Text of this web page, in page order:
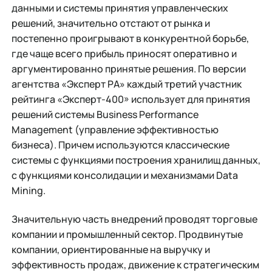
данными и системы принятия управленческих
решений, значительно отстают от рынка и
постепенно проигрывают в конкурентной борьбе,
где чаще всего прибыль приносят оперативно и
аргументированно принятые решения. По версии
агентства «Эксперт РА» каждый третий участник
рейтинга «Эксперт-400» использует для принятия
решений системы Business Performance
Management (управление эффективностью
бизнеса). Причем используются классические
системы с функциями построения хранилищ данных,
с функциями консолидации и механизмами Data
Mining.
Значительную часть внедрений проводят торговые
компании и промышленный сектор. Продвинутые
компании, ориентированные на выручку и
эффективность продаж, движение к стратегическим